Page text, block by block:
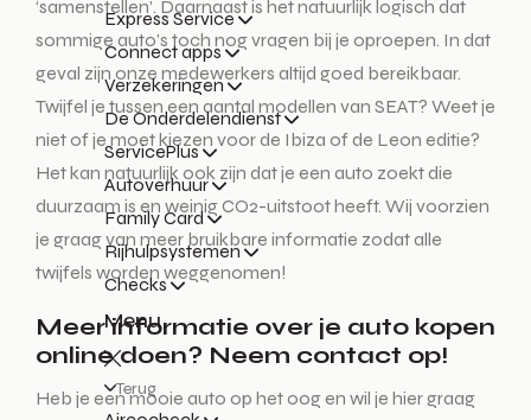
Express Service
Connect apps
Verzekeringen
De Onderdelendienst
ServicePlus
Autoverhuur
Family Card
Rijhulpsystemen
Checks
Menu
Terug
‘samenstellen’. Daarnaast is het natuurlijk logisch dat
sommige auto’s toch nog vragen bij je oproepen. In dat
geval zijn onze medewerkers altijd goed bereikbaar.
Twijfel je tussen een aantal modellen van SEAT? Weet je
niet of je moet kiezen voor de Ibiza of de Leon editie?
Het kan natuurlijk ook zijn dat je een auto zoekt die
duurzaam is en weinig CO2-uitstoot heeft. Wij voorzien
je graag van meer bruikbare informatie zodat alle
twijfels worden weggenomen!
Meer informatie over je auto kopen
online doen? Neem contact op!
Heb je een mooie auto op het oog en wil je hier graag